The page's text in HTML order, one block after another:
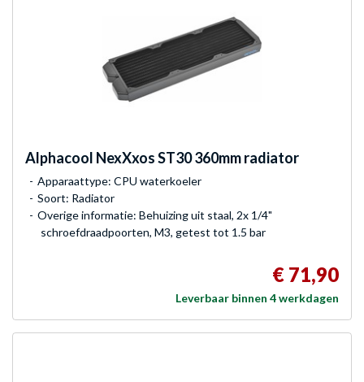
Alphacool NexXxos ST30 360mm radiator
Apparaattype: CPU waterkoeler
Soort: Radiator
Overige informatie: Behuizing uit staal, 2x 1/4"
schroefdraadpoorten, M3, getest tot 1.5 bar
€ 71,90
Leverbaar binnen 4 werkdagen